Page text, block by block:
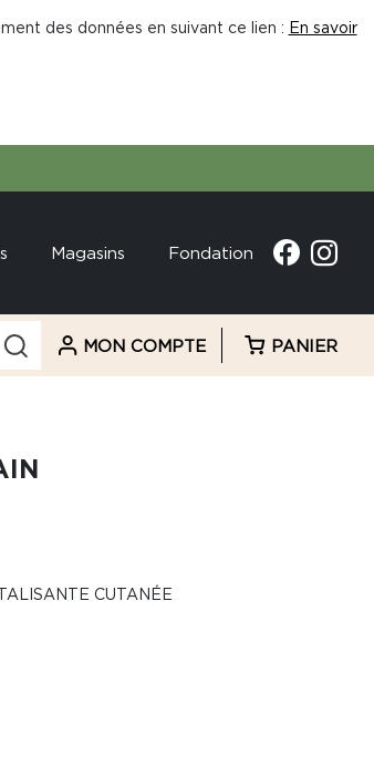
des données en suivant ce lien : En savoir
Magasins Fondation
MON COMPTE PANIER
CUTANÉE